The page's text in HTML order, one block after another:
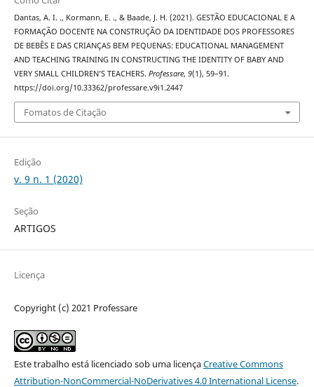
Dantas, A. I. ., Kormann, E. ., & Baade, J. H. (2021). GESTÃO EDUCACIONAL E A
FORMAÇÃO DOCENTE NA CONSTRUÇÃO DA IDENTIDADE DOS PROFESSORES
DE BEBÊS E DAS CRIANÇAS BEM PEQUENAS: EDUCATIONAL MANAGEMENT
AND TEACHING TRAINING IN CONSTRUCTING THE IDENTITY OF BABY AND
VERY SMALL CHILDREN’S TEACHERS. Professare, 9(1), 59–91.
https://doi.org/10.33362/professare.v9i1.2447
Fomatos de Citação
Edição
v. 9 n. 1 (2020)
Seção
ARTIGOS
Licença
Copyright (c) 2021 Professare
Este trabalho está licenciado sob uma licençaCreative Commons
Attribution-NonCommercial-NoDerivatives 4.0 International License.